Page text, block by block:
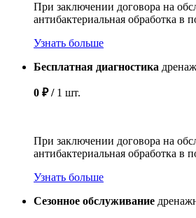
При заключении договора на
антибактериальная обработка в
Узнать больше
Бесплатная диагностика
0 ₽ /1 шт.
При заключении договора на
антибактериальная обработка в
Узнать больше
Сезонное обслуживание